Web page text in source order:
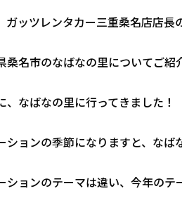
ガッツレンタカー三重桑名店店長
桑名市のなばなの里についてご紹
、なばなの里に行ってきました！
ションの季節になりますと、なば
ションのテーマは違い、今年のテ